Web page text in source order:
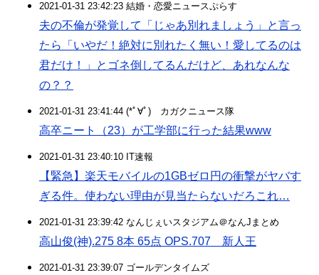
2021-01-31 23:42:23 結婚・恋愛ニュースぷらす
夫の不倫が発覚して「じゃあ別れましょう」と言っ
たら「いやだ！絶対に別れたく無い！愛してるのは
君だけ！」とゴネ倒してるんだけど、あれなんな
の？？
2021-01-31 23:41:44 (*ﾟ∀ﾟ)ゞカガクニュース隊
高卒ニート（23）が工学部に行った結果www
2021-01-31 23:40:10 IT速報
【緊急】楽天モバイルの1GBゼロ円の衝撃がヤバす
ぎる件。使わない理由が見当たらないだろこれ…
2021-01-31 23:39:42 なんじぇいスタジアム＠なんJまとめ
高山俊(神).275 8本 65点 OPS.707 新人王
2021-01-31 23:39:07 ゴールデンタイムズ